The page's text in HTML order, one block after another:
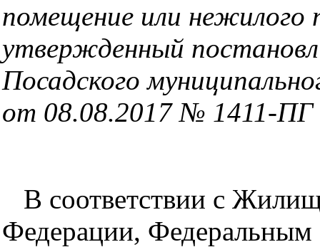
помещение или
утвержденный
Посадского
от 08.08.2017 № 1411-ПГ
В соответствии с
Федерации,